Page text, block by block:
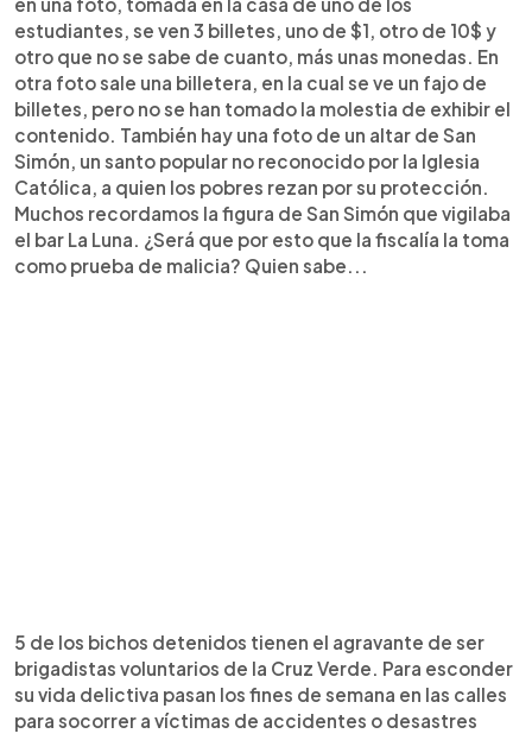
estudiantes, se ven 3 billetes, uno de $1, otro de 10$ y
otro que no se sabe de cuanto, más unas monedas. En
otra foto sale una billetera, en la cual se ve un fajo de
billetes, pero no se han tomado la molestia de exhibir el
contenido. También hay una foto de un altar de San
Simón, un santo popular no reconocido por la Iglesia
Católica, a quien los pobres rezan por su protección.
Muchos recordamos la figura de San Simón que vigilaba
el bar La Luna. ¿Será que por esto que la fiscalía la toma
como prueba de malicia? Quien sabe...
5 de los bichos detenidos tienen el agravante de ser
brigadistas voluntarios de la Cruz Verde. Para esconder
su vida delictiva pasan los fines de semana en las calles
para socorrer a víctimas de accidentes o desastres